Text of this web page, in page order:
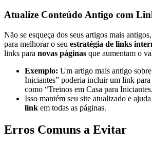
Atualize Conteúdo Antigo com
Não se esqueça dos seus artigos mais
para melhorar o seu estratégia de links
links para novas páginas que aumentam o
Exemplo: Um artigo mais antigo
Iniciantes” poderia incluir um link para
como “Treinos em Casa para
Isso mantém seu site atualizado e
link em todas as páginas.
Erros Comuns a Evitar